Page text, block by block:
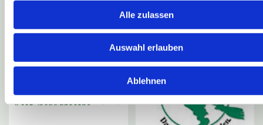
Alle zulassen
Auswahl erlauben
Ablehnen